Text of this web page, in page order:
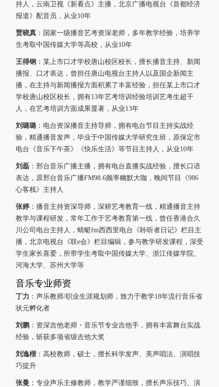
持人，云南卫视《新看点》主播，北京广播电视台《首都经济
报道》配音员，从业10年
贾晓真 ：国家一级播音艺考资深老师，多年教学经验，培养学
生考取中国传媒大学等高校，从业10年
王得钢 ：某上市口才学校唐山校区校长，擅长播音主持、新闻
播报、口才表达，曾担任唐山电视台主持人以及国企新闻主
播，在主持与新闻播报方面积累了丰富经验，担任某上市口才
学校唐山校区校长，拥有13年艺考培训经验培训艺考生超千
人，在艺考培训方面成果显著，从业13年
刘璐璐 ：电台资深播音主持导师，拥有电台节目主持实战经
验，精通播音发声，毕业于中国传媒大学研究生班，原保定市
电台《音乐下午茶》《快乐生活》等节目主持人，从业10年
刘磊 ：邢台音乐广播主播，拥有电台直播实战经验，擅长口语
表达，原邢台音乐广播FM98.6频率幽默大咖，晚间节目《986
心客栈》主持人
张婷 ：播音主持资深导师，深耕艺考教育一线，精通播音主持
教学与课程研发，常年工作于艺考教育第一线，曾任香港合久
川公司电台主持人，蜻蜓fm西西里电台《聆听者日记》栏目主
播，北京电视台《联e会》栏目编辑，参与教学研发课程，深受
学生家长喜爱，所带学生考取中国传媒大学、浙江传媒学院、
河海大学、苏州大学等
音乐专业师资
丁力 ：声乐教师/职业生涯规划师，致力于教学18年流行音乐省
状元孵化者
刘鹏 ：资深吉他老师・音乐节专业吉他手，拥有丰富舞台实战
经验，斩获多项省级吉他大奖
刘逸楷：高校教师，硕士，擅长科学发声、美声唱法、演唱技
巧提升
张曼 ：专业声乐主修教师，教学严谨细致，擅长声乐技巧、演